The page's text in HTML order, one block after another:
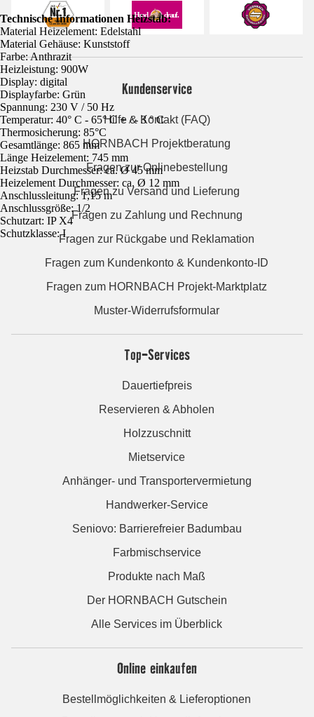
Technische Informationen Heizstab:
Material Heizelement: Edelstahl
Material Gehäuse: Kunststoff
Farbe: Anthrazit
Heizleistung: 900W
Display: digital
Displayfarbe: Grün
Spannung: 230 V / 50 Hz
Temperatur: 40° C - 65° C + / - 3 ° C
Thermosicherung: 85°C
Gesamtlänge: 865 mm
Länge Heizelement: 745 mm
Heizstab Durchmesser: ca. Ø 45 mm
Heizelement Durchmesser: ca. Ø 12 mm
Anschlussleitung: 1,15 m
Anschlussgröße: 1/2
Schutzart: IP X4
Schutzklasse: I
Kundenservice
Hilfe & Kontakt (FAQ)
HORNBACH Projektberatung
Fragen zur Onlinebestellung
Fragen zu Versand und Lieferung
Fragen zu Zahlung und Rechnung
Fragen zur Rückgabe und Reklamation
Fragen zum Kundenkonto & Kundenkonto-ID
Fragen zum HORNBACH Projekt-Marktplatz
Muster-Widerrufsformular
Top-Services
Dauertiefpreis
Reservieren & Abholen
Holzzuschnitt
Mietservice
Anhänger- und Transportervermietung
Handwerker-Service
Seniovo: Barrierefreier Badumbau
Farbmischservice
Produkte nach Maß
Der HORNBACH Gutschein
Alle Services im Überblick
Online einkaufen
Bestellmöglichkeiten & Lieferoptionen